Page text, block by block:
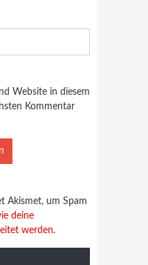
Website in diesem
Kommentar
Akismet, um Spam
deine
werden.